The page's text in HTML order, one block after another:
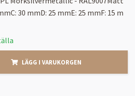
30 mmD: 25 mmE: 25 mmF: 15 m
LÄGG I VARUKORGEN